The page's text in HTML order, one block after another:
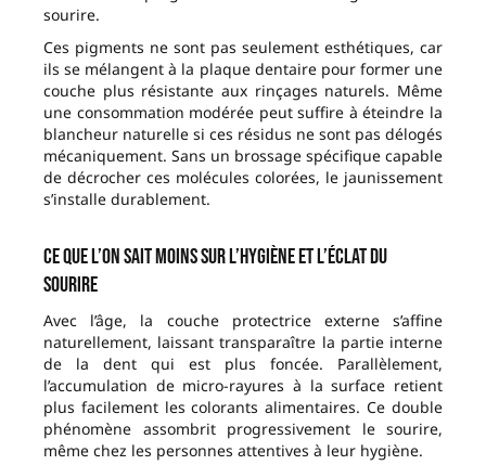
sourire.
Ces pigments ne sont pas seulement esthétiques, car
ils se mélangent à la plaque dentaire pour former une
couche plus résistante aux rinçages naturels. Même
une consommation modérée peut suffire à éteindre la
blancheur naturelle si ces résidus ne sont pas délogés
mécaniquement. Sans un brossage spécifique capable
de décrocher ces molécules colorées, le jaunissement
s’installe durablement.
Ce que l’on sait moins sur l’hygiène et l’éclat du
sourire
Avec l’âge, la couche protectrice externe s’affine
naturellement, laissant transparaître la partie interne
de la dent qui est plus foncée. Parallèlement,
l’accumulation de micro-rayures à la surface retient
plus facilement les colorants alimentaires. Ce double
phénomène assombrit progressivement le sourire,
même chez les personnes attentives à leur hygiène.